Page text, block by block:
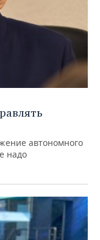
автономного
надо